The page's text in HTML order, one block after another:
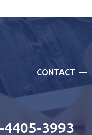
CONTACT
4405-3993